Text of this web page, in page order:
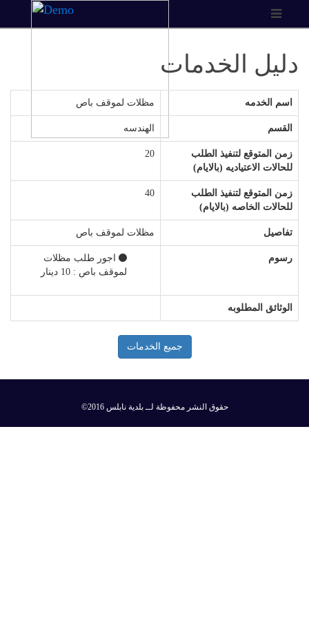
دليل الخدمات
اسم الخدمه مظلات لموقف باص
القسم الهندسه
زمن المتوقع لتنفيذ الطلب
للحالات الاعتياديه (بالايام)
20
زمن المتوقع لتنفيذ الطلب
للحالات الخاصه (بالايام)
40
تفاصيل مظلات لموقف باص
رسوم
اجور طلب مظلات
لموقف باص : 10 دينار
الوثائق المطلوبه
جميع الخدمات
©2016 حقوق النشر محفوظة لــ بلدية نابلس